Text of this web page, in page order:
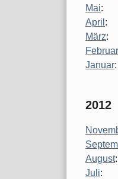
Mai:
April :
März:
Februar
Januar:
2012
August:
Juli: